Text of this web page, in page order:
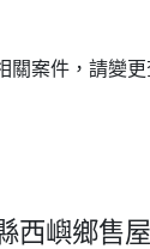
關案件，請變更
西嶼鄉售